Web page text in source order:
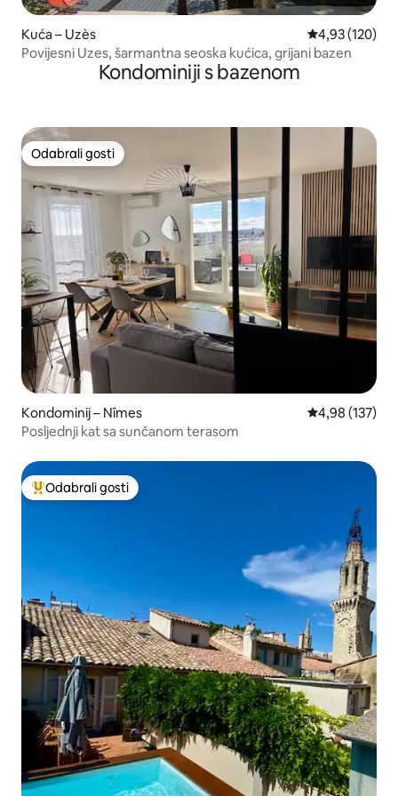
Kuća – Uzès Prosječna
4,93 (120)
Povijesni Uzes, šarmantna seoska kućica, grijani bazen
Kondominiji s bazenom
Odabrali gosti
Odabrali gosti
Kondominij – Nîmes Prosječna
4,98 (137)
Posljednji kat sa sunčanom terasom
Među najviše rangiranima s oznakom „Odabrali gosti”
Odabrali gosti